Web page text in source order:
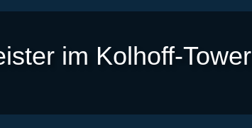
im Kolhoff-Tower